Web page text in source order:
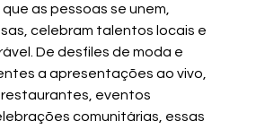
as pessoas se unem,
celebram talentos locais e
De desfiles de moda e
a apresentações ao vivo,
eventos
comunitárias, essas